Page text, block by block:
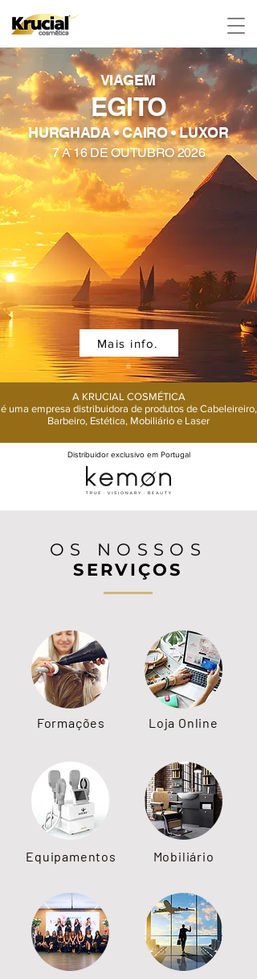
VIAGEM
EGITO
HURGHADA • CAIRO • LUXOR
7 A 16 DE OUTUBRO 2026
Mais info.
A KRUCIAL COSMÉTICA
é uma empresa distribuidora de produtos de Cabeleireiro,
Barbeiro, Estética, Mobiliário e Laser
Distribuidor exclusivo em Portugal
OS NOSSOS
SERVIÇOS
Formações
Equipamentos
Loja Online
Mobiliário